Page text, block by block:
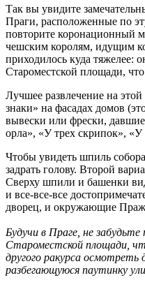
Так вы увидите
Праги, расположенные по
повторите коронационный
чешским королям, идущим
приходилось куда тяжелее:
Староместской площади,
Лучшее развлечение на
знаки» на фасадах домов
вывески или фрески,
орла», «У трех скрипок», «У
Чтобы увидеть шпиль
задрать голову. Второй
Сверху шпили и башенки
и все-все-все
дворец, и окружающие
Будучи в Праге, не
Староместской площади,
другого ракурса
разбегающуюся паутинку